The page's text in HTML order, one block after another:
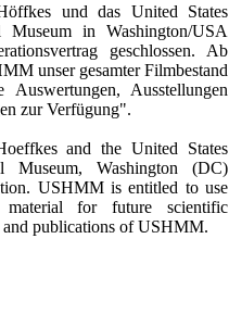
und das United States
Museum in Washington/USA
geschlossen. Ab
unser gesamter Filmbestand
Auswertungen, Ausstellungen
zur Verfügung".
and the United States
Museum, Washington (DC)
USHMM is entitled to use
for future scientific
and publications of USHMM.